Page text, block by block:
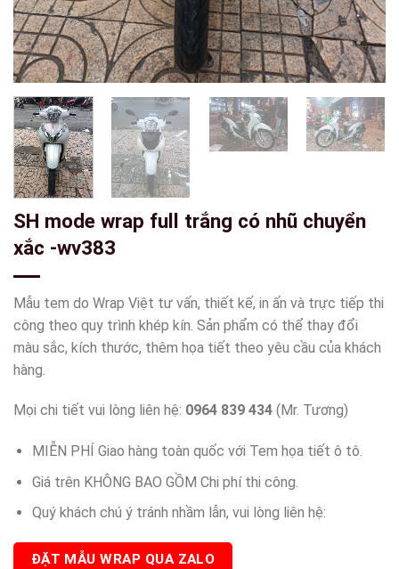
SH mode wrap full trắng có nhũ chuyển
xắc -wv383
Mẫu tem do Wrap Việt tư vấn, thiết kế, in ấn và trực tiếp thi
công theo quy trình khép kín. Sản phẩm có thể thay đổi
màu sắc, kích thước, thêm họa tiết theo yêu cầu của khách
hàng.
Mọi chi tiết vui lòng liên hệ: 0964 839 434 (Mr. Tương)
MIỄN PHÍ Giao hàng toàn quốc với Tem họa tiết ô tô.
Giá trên KHÔNG BAO GỒM Chi phí thi công.
Quý khách chú ý tránh nhầm lẫn, vui lòng liên hệ:
ĐẶT MẪU WRAP QUA ZALO